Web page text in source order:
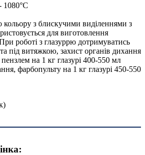
1080°C
кольору з блискучими виділеннями з
для виготовлення
роботі з глазуррю дотримуватись
під витяжкою, захист органів дихання
на 1 кг глазурі 400-550 мл
фарбопульту на 1 кг глазурі 450-550